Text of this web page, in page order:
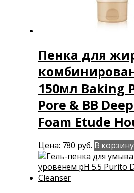
Пенка для
150мл Baking
Pore & BB
Foam Etude
Цена: 780 руб. В корзину